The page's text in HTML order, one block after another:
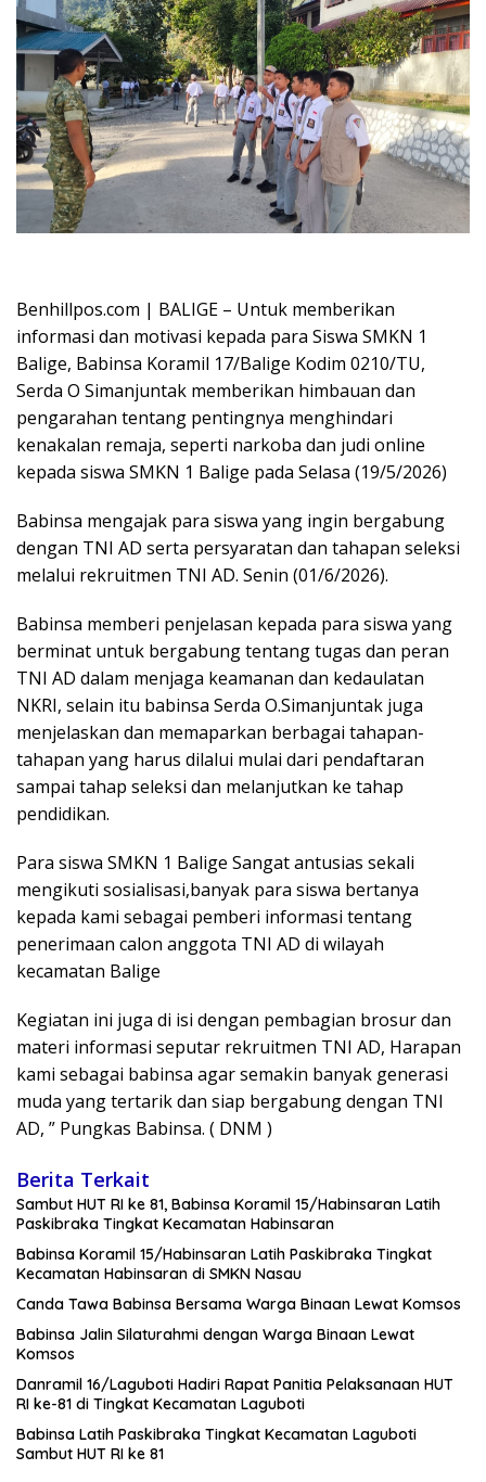
Benhillpos.com | BALIGE – Untuk memberikan
informasi dan motivasi kepada para Siswa SMKN 1
Balige, Babinsa Koramil 17/Balige Kodim 0210/TU,
Serda O Simanjuntak memberikan himbauan dan
pengarahan tentang pentingnya menghindari
kenakalan remaja, seperti narkoba dan judi online
kepada siswa SMKN 1 Balige pada Selasa (19/5/2026)
Babinsa mengajak para siswa yang ingin bergabung
dengan TNI AD serta persyaratan dan tahapan seleksi
melalui rekruitmen TNI AD. Senin (01/6/2026).
Babinsa memberi penjelasan kepada para siswa yang
berminat untuk bergabung tentang tugas dan peran
TNI AD dalam menjaga keamanan dan kedaulatan
NKRI, selain itu babinsa Serda O.Simanjuntak juga
menjelaskan dan memaparkan berbagai tahapan-
tahapan yang harus dilalui mulai dari pendaftaran
sampai tahap seleksi dan melanjutkan ke tahap
pendidikan.
Para siswa SMKN 1 Balige Sangat antusias sekali
mengikuti sosialisasi,banyak para siswa bertanya
kepada kami sebagai pemberi informasi tentang
penerimaan calon anggota TNI AD di wilayah
kecamatan Balige
Kegiatan ini juga di isi dengan pembagian brosur dan
materi informasi seputar rekruitmen TNI AD, Harapan
kami sebagai babinsa agar semakin banyak generasi
muda yang tertarik dan siap bergabung dengan TNI
AD, ” Pungkas Babinsa. ( DNM )
Berita Terkait
Sambut HUT RI ke 81, Babinsa Koramil 15/Habinsaran Latih
Paskibraka Tingkat Kecamatan Habinsaran
Babinsa Koramil 15/Habinsaran Latih Paskibraka Tingkat
Kecamatan Habinsaran di SMKN Nasau
Canda Tawa Babinsa Bersama Warga Binaan Lewat Komsos
Babinsa Jalin Silaturahmi dengan Warga Binaan Lewat
Komsos
Danramil 16/Laguboti Hadiri Rapat Panitia Pelaksanaan HUT
RI ke-81 di Tingkat Kecamatan Laguboti
Babinsa Latih Paskibraka Tingkat Kecamatan Laguboti
Sambut HUT RI ke 81